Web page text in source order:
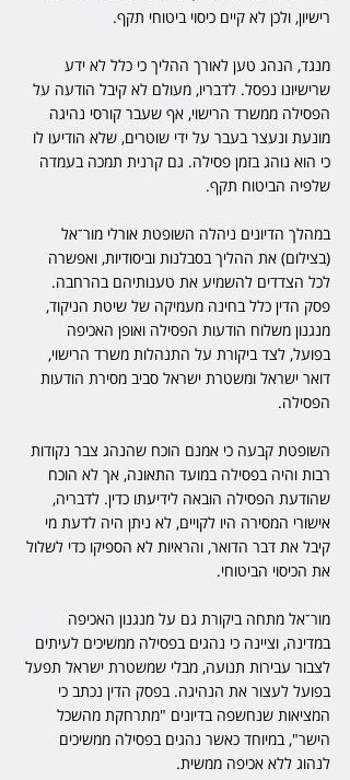
רישיון, ולכן לא קיים כיסוי ביטוחי תקף.
מנגד, הנהג טען לאורך ההליך כי כלל לא ידע
שרישיונו נפסל. לדבריו, מעולם לא קיבל הודעה על
הפסילה ממשרד הרישוי, אף שעבר קורסי נהיגה
מונעת ונעצר בעבר על ידי שוטרים, שלא הודיעו לו
כי הוא נוהג בזמן פסילה. גם קרנית תמכה בעמדה
שלפיה הביטוח תקף.
במהלך הדיונים ניהלה השופטת אורלי מור־אל
(בצילום) את ההליך בסבלנות וביסודיות, ואפשרה
לכל הצדדים להשמיע את טענותיהם בהרחבה.
פסק הדין כלל בחינה מעמיקה של שיטת הניקוד,
מנגנון משלוח הודעות הפסילה ואופן האכיפה
בפועל, לצד ביקורת על התנהלות משרד הרישוי,
דואר ישראל ומשטרת ישראל סביב מסירת הודעות
הפסילה.
השופטת קבעה כי אמנם הוכח שהנהג צבר נקודות
רבות והיה בפסילה במועד התאונה, אך לא הוכח
שהודעת הפסילה הובאה לידיעתו כדין. לדבריה,
אישורי המסירה היו לקויים, לא ניתן היה לדעת מי
קיבל את דבר הדואר, והראיות לא הספיקו כדי לשלול
את הכיסוי הביטוחי.
מור־אל מתחה ביקורת גם על מנגנון האכיפה
במדינה, וציינה כי נהגים בפסילה ממשיכים לעיתים
לצבור עבירות תנועה, מבלי שמשטרת ישראל תפעל
בפועל לעצור את הנהיגה. בפסק הדין נכתב כי
המציאות שנחשפה בדיונים "מתרחקת מהשכל
הישר", במיוחד כאשר נהגים בפסילה ממשיכים
לנהוג ללא אכיפה ממשית.